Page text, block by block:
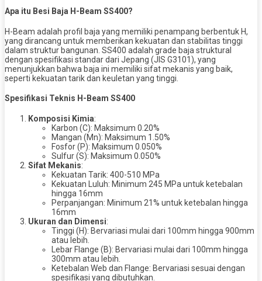
Apa itu Besi Baja H-Beam SS400?
H-Beam adalah profil baja yang memiliki penampang berbentuk H,
yang dirancang untuk memberikan kekuatan dan stabilitas tinggi
dalam struktur bangunan. SS400 adalah grade baja struktural
dengan spesifikasi standar dari Jepang (JIS G3101), yang
menunjukkan bahwa baja ini memiliki sifat mekanis yang baik,
seperti kekuatan tarik dan keuletan yang tinggi.
Spesifikasi Teknis H-Beam SS400
Komposisi Kimia:
Karbon (C): Maksimum 0.20%
Mangan (Mn): Maksimum 1.50%
Fosfor (P): Maksimum 0.050%
Sulfur (S): Maksimum 0.050%
Sifat Mekanis:
Kekuatan Tarik: 400-510 MPa
Kekuatan Luluh: Minimum 245 MPa untuk ketebalan
hingga 16mm
Perpanjangan: Minimum 21% untuk ketebalan hingga
16mm
Ukuran dan Dimensi:
Tinggi (H): Bervariasi mulai dari 100mm hingga 900mm
atau lebih.
Lebar Flange (B): Bervariasi mulai dari 100mm hingga
300mm atau lebih.
Ketebalan Web dan Flange: Bervariasi sesuai dengan
spesifikasi yang dibutuhkan.